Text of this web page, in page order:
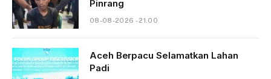
Pinrang
08-08-2026 - 21.00
Aceh Berpacu Selamatkan Lahan
Padi